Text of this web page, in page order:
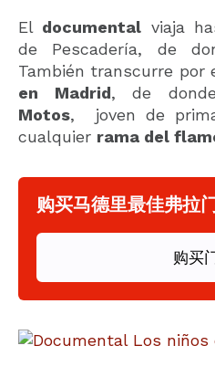
El documental viaja
de Pescadería, de
También transcurre por
en Madrid, de
Motos, joven de
cualquier rama del
购买马德里最佳弗拉
购买